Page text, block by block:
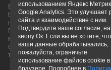
Вся информация о продуктах
bankinform.ru, носит
не является публичной офертой,
ГК РФ. Информация не содержит
может быть изменена. Конечные
банков или при личном
товарные знаки принадлежит их
использованием Яндекс
Google Analytics. Это улучшает
сайта и взаимодействие с ним.
Подтвердите ваше согласие,
кнопу Ок. Если вы не хотите,
ваши данные обрабатывались,
пожалуйста, ограничьте
использование файлов cookie
браузере. Подробнее в